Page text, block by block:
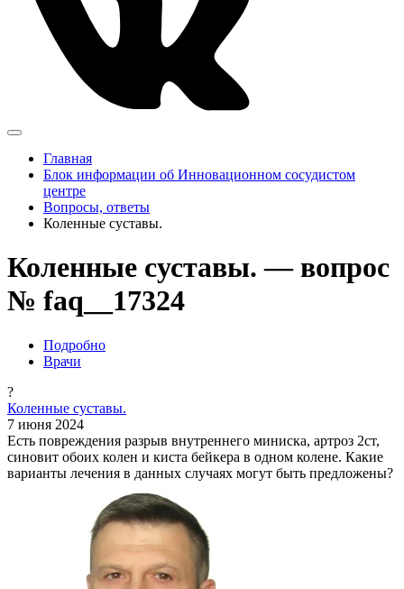
Главная
Блок информации об Инновационном сосудистом
центре
Вопросы, ответы
Коленные суставы.
Коленные суставы. — вопрос
№ faq__17324
Подробно
Врачи
?
Коленные суставы.
7 июня 2024
Есть повреждения разрыв внутреннего миниска, артроз 2ст,
синовит обоих колен и киста бейкера в одном колене. Какие
варианты лечения в данных случаях могут быть предложены?